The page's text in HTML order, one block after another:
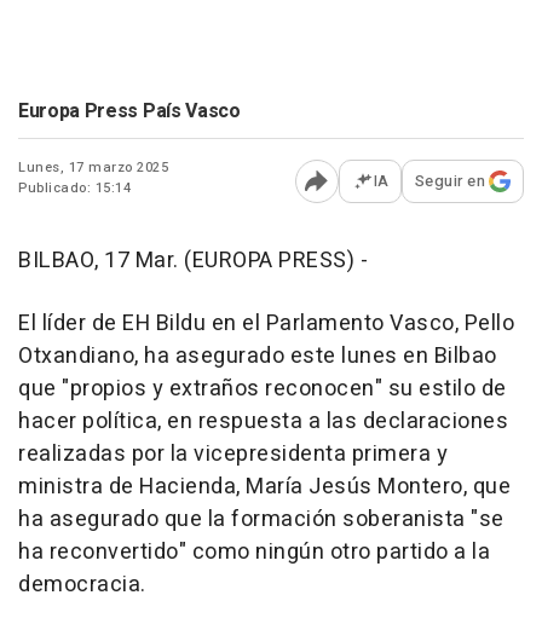
Europa Press País Vasco
Lunes, 17 marzo 2025
Publicado: 15:14
Abrir opciones para
IA Seguir en
BILBAO, 17 Mar. (EUROPA PRESS) -
El líder de EH Bildu en el Parlamento Vasco, Pello
Otxandiano, ha asegurado este lunes en Bilbao
que "propios y extraños reconocen" su estilo de
hacer política, en respuesta a las declaraciones
realizadas por la vicepresidenta primera y
ministra de Hacienda, María Jesús Montero, que
ha asegurado que la formación soberanista "se
ha reconvertido" como ningún otro partido a la
democracia.